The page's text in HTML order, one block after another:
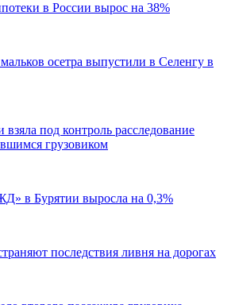
в России вырос на 38%
осетра выпустили в Селенгу в
под контроль расследование
грузовиком
в Бурятии выросла на 0,3%
последствия ливня на дорогах